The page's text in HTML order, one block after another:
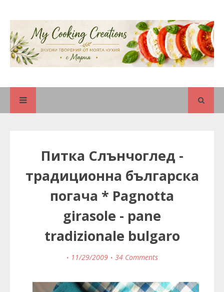
Питка Слънчоглед -
традиционна българска
погача * Pagnotta
girasole - pane
tradizionale bulgaro
11/29/2009 34 Comments